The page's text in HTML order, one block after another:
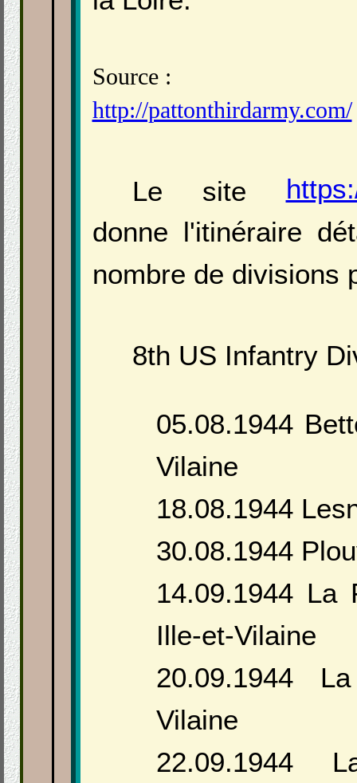
Source :
http://pattonthirdarmy.com/
Le site
donne l'itinéraire
nombre de divisions
8th US Infantry
05.08.1944
Vilaine
18.08.1944
30.08.1944
14.09.1944 La
Ille-et-Vilaine
20.09.1944
Vilaine
22.09.1944